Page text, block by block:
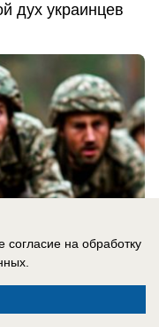
дух украинцев
согласие на обработку